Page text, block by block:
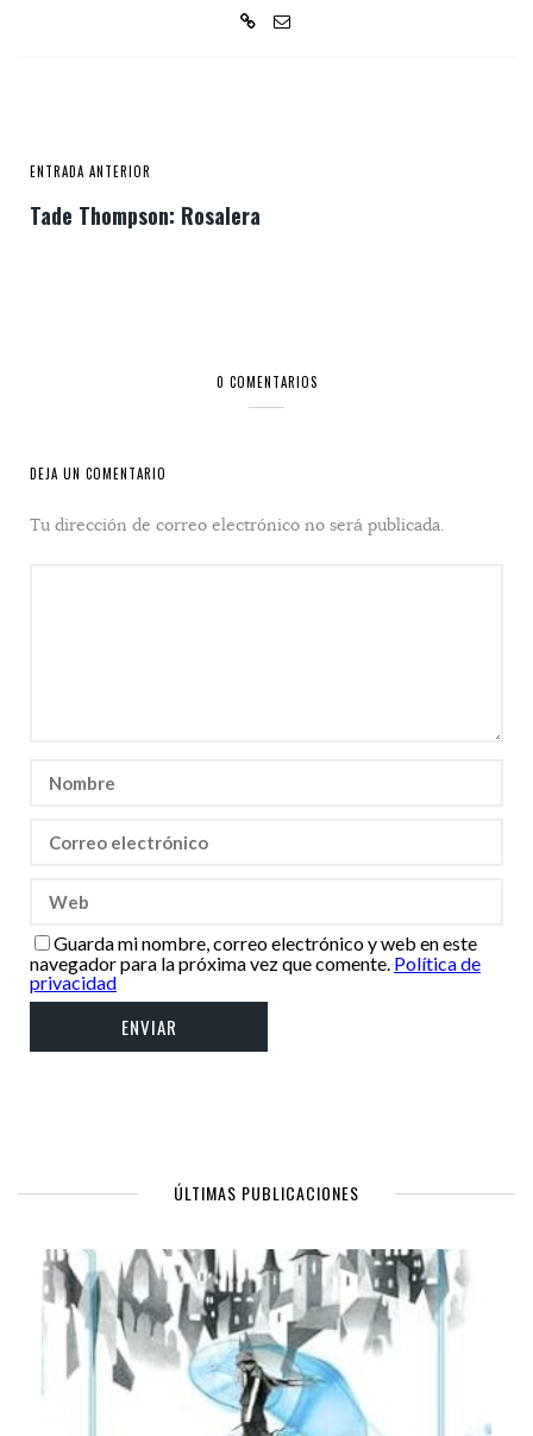
ENTRADA ANTERIOR
Tade Thompson: Rosalera
0 COMENTARIOS
DEJA UN COMENTARIO
Tu dirección de correo electrónico no será publicada.
Guarda mi nombre, correo electrónico y web en este
navegador para la próxima vez que comente. Política de
privacidad
ÚLTIMAS PUBLICACIONES